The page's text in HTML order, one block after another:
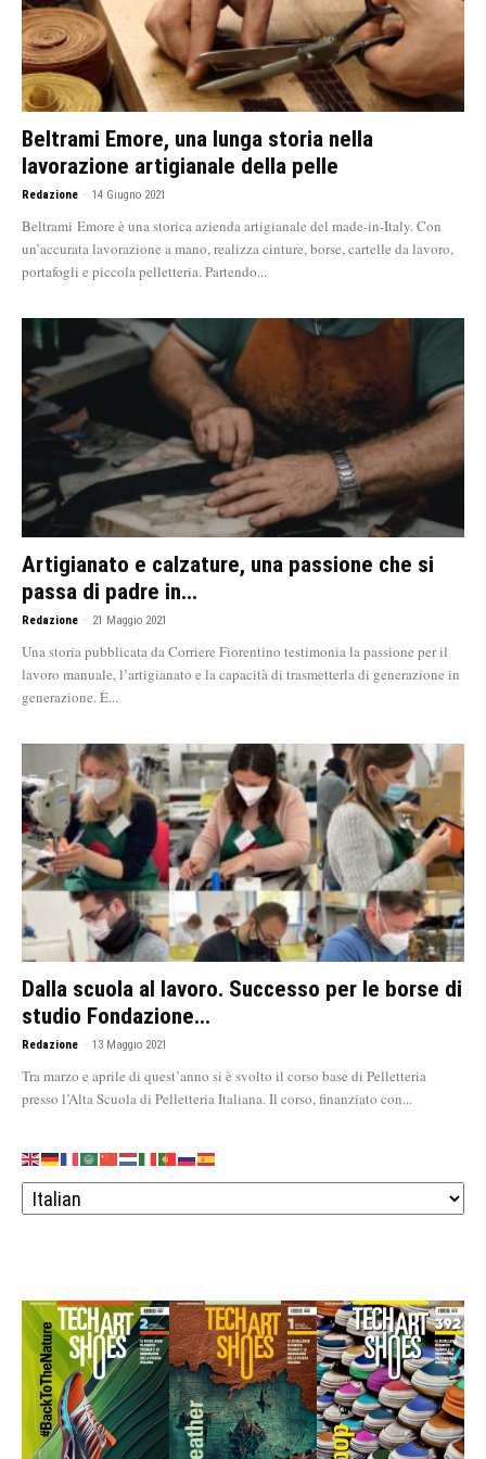
Beltrami Emore, una lunga storia nella
lavorazione artigianale della pelle
Redazione - 14 Giugno 2021
Beltrami Emore è una storica azienda artigianale del made-in-Italy. Con
un’accurata lavorazione a mano, realizza cinture, borse, cartelle da lavoro,
portafogli e piccola pelletteria. Partendo...
Artigianato e calzature, una passione che si
passa di padre in...
Redazione - 21 Maggio 2021
Una storia pubblicata da Corriere Fiorentino testimonia la passione per il
lavoro manuale, l’artigianato e la capacità di trasmetterla di generazione in
generazione. È...
Dalla scuola al lavoro. Successo per le borse di
studio Fondazione...
Redazione - 13 Maggio 2021
Tra marzo e aprile di quest’anno si è svolto il corso base di Pelletteria
presso l’Alta Scuola di Pelletteria Italiana. Il corso, finanziato con...